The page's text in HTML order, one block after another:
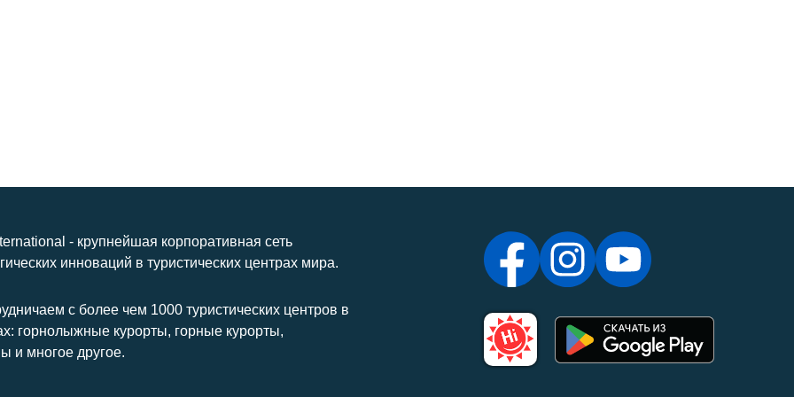
- крупнейшая корпоративная сеть
инноваций в туристических центрах мира.
с более чем 1000 туристических центров в
горнолыжные курорты, горные курорты,
и многое другое.